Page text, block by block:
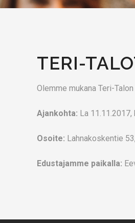
TERI-
Olemme mukana Teri-
Ajankohta: La
Osoite: Lahnakoskentie
Edustajamme paikalla: